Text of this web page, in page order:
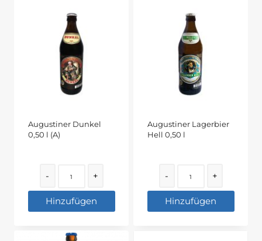
Augustiner Dunkel
0,50 l (A)
- +
Hinzufügen
Augustiner Lagerbier
Hell 0,50 l
- +
Hinzufügen